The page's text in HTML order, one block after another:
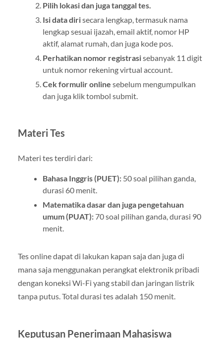
Pilih lokasi dan juga tanggal tes.
Isi data dirisecara lengkap, termasuk nama
lengkap sesuai ijazah, email aktif, nomor HP
aktif, alamat rumah, dan juga kode pos.
Perhatikan nomor registrasisebanyak 11 digit
untuk nomor rekening virtual account.
Cek formulir online sebelum mengumpulkan
dan juga klik tombol submit.
Materi Tes
Materi tes terdiri dari:
Bahasa Inggris (PUET):50 soal pilihan ganda,
durasi 60 menit.
Matematika dasar dan juga pengetahuan
umum (PUAT):70 soal pilihan ganda, durasi 90
menit.
Tes online dapat di lakukan kapan saja dan juga di
mana saja menggunakan perangkat elektronik pribadi
dengan koneksi Wi-Fi yang stabil dan jaringan listrik
tanpa putus. Total durasi tes adalah 150 menit.
Keputusan Penerimaan Mahasiswa